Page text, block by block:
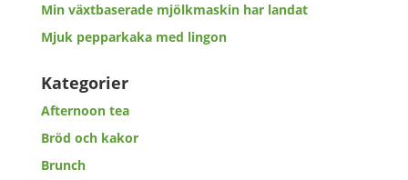
Min växtbaserade mjölkmaskin har landat
Mjuk pepparkaka med lingon
Kategorier
Afternoon tea
Bröd och kakor
Brunch